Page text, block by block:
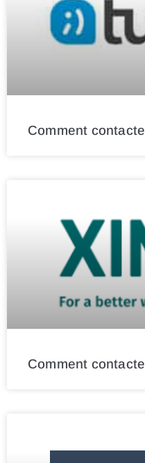
Comment
Comment